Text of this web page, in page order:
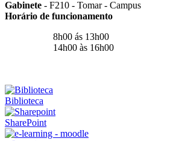
Gabinete - F210 - Tomar - Campus
Horário de funcionamento
8h00 ás 13h00
14h00 às 16h00
Biblioteca
SharePoint